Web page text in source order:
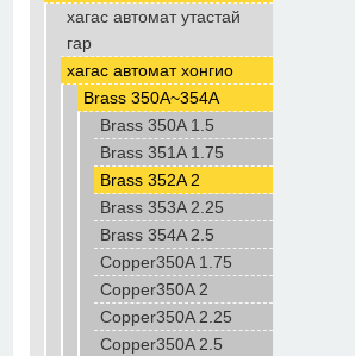
хагас автомат утастай
гар
хагас автомат хонгио
Brass 350A~354A
Brass 350A 1.5
Brass 351A 1.75
Brass 352A 2
Brass 353A 2.25
Brass 354A 2.5
Copper350A 1.75
Copper350A 2
Copper350A 2.25
Copper350A 2.5